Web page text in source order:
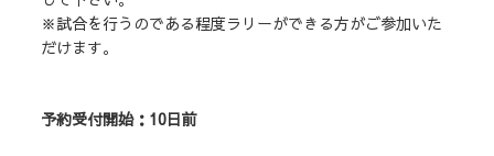
※試合を行うのである程度ラリーができる方がご参加いた
だけます。
予約受付開始：10日前